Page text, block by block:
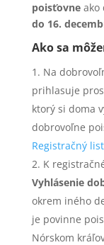
poisťovneako
do 16.
Ako sa
Na
prihlasuje
ktorý si doma
dobrovoľne
Registračný
K
Vyhlásenie
okrem iného
je povinne
Nórskom